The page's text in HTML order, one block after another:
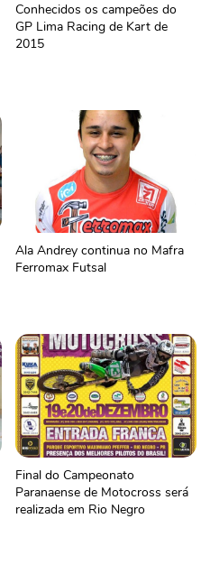
Conhecidos os campeões do
GP Lima Racing de Kart de
2015
Ala Andrey continua no Mafra
Ferromax Futsal
Final do Campeonato
Paranaense de Motocross será
realizada em Rio Negro